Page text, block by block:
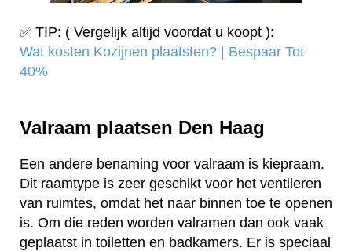
✅ TIP: ( Vergelijk altijd voordat u koopt ):
Wat kosten Kozijnen plaatsten? | Bespaar Tot
40%‎
Valraam plaatsen Den Haag
Een andere benaming voor valraam is kiepraam.
Dit raamtype is zeer geschikt voor het ventileren
van ruimtes, omdat het naar binnen toe te openen
is. Om die reden worden valramen dan ook vaak
geplaatst in toiletten en badkamers. Er is speciaal